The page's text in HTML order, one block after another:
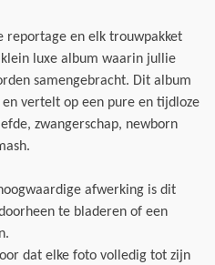
reportage en elk trouwpakket
luxe album waarin jullie
samengebracht. Dit album
vertelt op een pure en tijdloze
zwangerschap, newborn
afwerking is dit
te bladeren of een
dat elke foto volledig tot zijn